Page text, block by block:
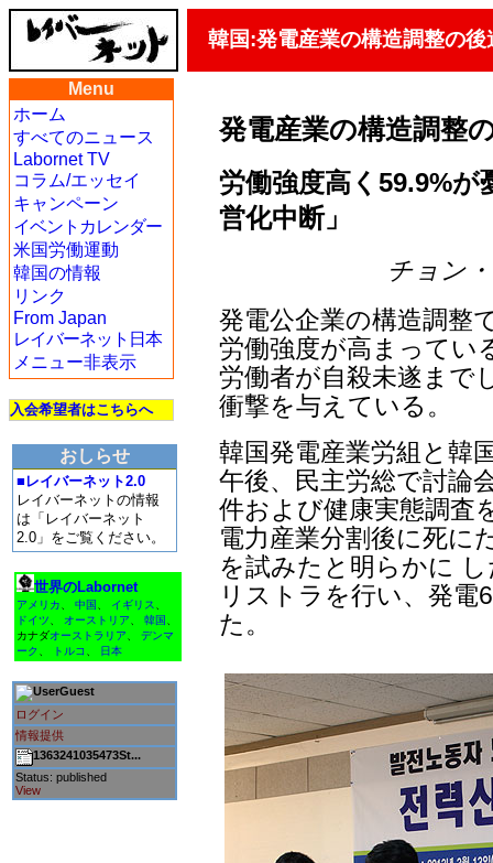
韓国:発電産業の構造調整の
Menu
ホーム
すべてのニュース
Labornet TV
コラム/エッセイ
キャンペーン
イベントカレンダー
米国労働運動
韓国の情報
リンク
From Japan
レイバーネット日本
メニュー非表示
入会希望者はこちらへ
おしらせ
■レイバーネット2.0
レイバーネットの情報
は「レイバーネット
2.0」をご覧ください。
世界のLabornet
アメリカ 中国 イギリス
ドイツ
オーストリア 韓国
カナダオーストラリア
デンマ
ーク
トルコ 日本
Guest
ログイン
情報提供
1363241035473St...
Status: published
View
発電産業の構造調整
労働強度高く59.9%が
営化中断」
チョン
発電公企業の構造調整
労働強度が高まってい
労働者が自殺未遂まで
衝撃を与えている。
韓国発電産業労組と韓
午後、民主労総で討論
件および健康実態調査
電力産業分割後に死に
を試みたと明らかに
リストラを行い、発電
た。